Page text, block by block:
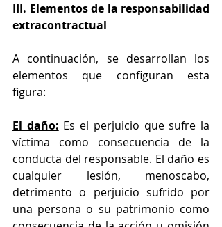
III. Elementos de la responsabilidad
extracontractual
A continuación, se desarrollan los
elementos que configuran esta
figura:
El daño: Es el perjuicio que sufre la
víctima como consecuencia de la
conducta del responsable. El daño es
cualquier lesión, menoscabo,
detrimento o perjuicio sufrido por
una persona o su patrimonio como